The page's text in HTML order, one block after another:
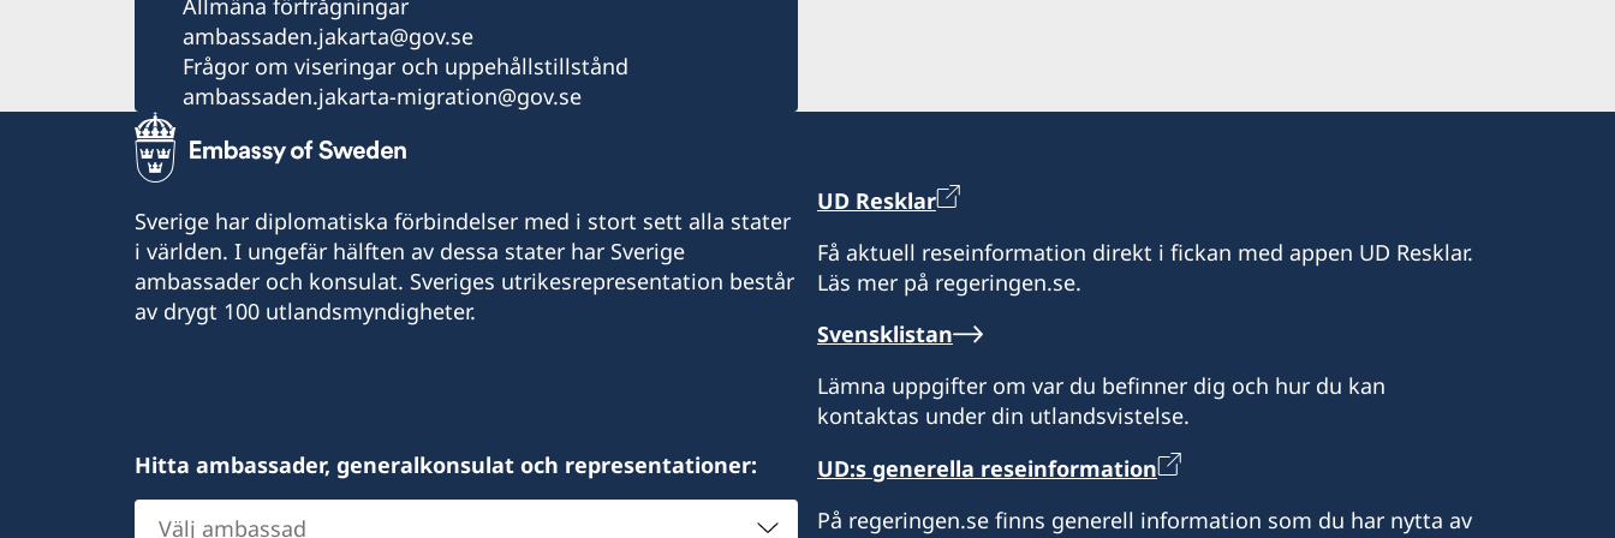
ambassaden.jakarta@gov.se
Frågor om viseringar och uppehållstillstånd
ambassaden.jakarta-migration@gov.se
Catharine Palmira Oprandi Arnany
Konsulär assistent
Dayu Mita
Sverige har diplomatiska förbindelser med i stort sett alla stater
i världen. I ungefär hälften av dessa stater har Sverige
ambassader och konsulat. Sveriges utrikesrepresentation består
av drygt 100 utlandsmyndigheter.
Hitta ambassader, generalkonsulat och representationer:
Välj
UD Resklar
Få aktuell reseinformation direkt i fickan med appen UD Resklar.
Läs mer på regeringen.se.
Svensklistan
Lämna uppgifter om var du befinner dig och hur du kan
kontaktas under din utlandsvistelse.
UD:s generella reseinformation
På regeringen.se finns generell information som du har nytta av